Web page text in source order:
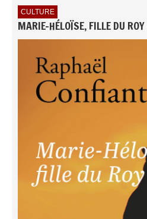
CULTURE
MARIE-HÉLOÏSE, FILLE DU